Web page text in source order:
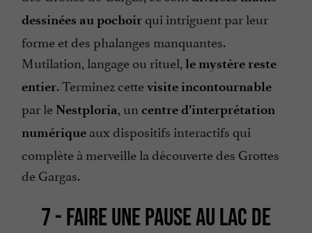
dessinées au pochoirqui intriguent par leur
forme et des phalanges manquantes.
Mutilation, langage ou rituel, le mystère reste
entier. Terminez cettevisite incontournable
par le Nestploria , un centre d’interprétation
numérique aux dispositifs interactifs qui
complète à merveille la découverte des Grottes
de Gargas.
7 - FAIRE UNE PAUSE AU LAC DE